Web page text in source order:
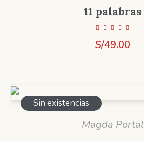
11 palabras
S/49.00
Sin existencias
Magda Portal